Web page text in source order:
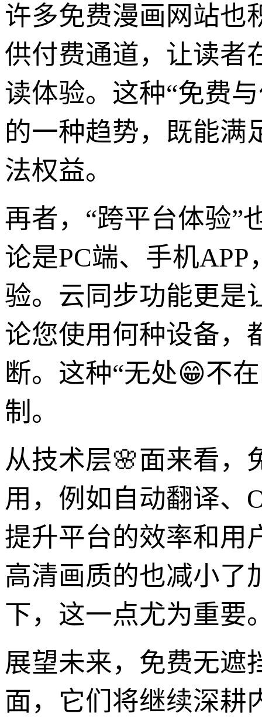
许多免费漫画网站也
供付费通道，让读者
读体验。这种“免费
的一种趋势，既能满
法权益。
再者，“跨平台体验”
论是PC端、手机
验。云同步功能更是
论您使用何种设备，
断。这种“无处😁不
制。
从技术层🌸面来看，
用，例如自动翻译、
提升平台的效率和用
高清画质的也减小了
下，这一点尤为重要
展望未来，免费无遮
面，它们将继续深耕